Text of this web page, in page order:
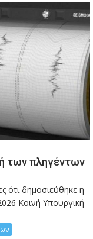
των πληγέντων
ότι δημοσιεύθηκε η
Κοινή Υπουργική